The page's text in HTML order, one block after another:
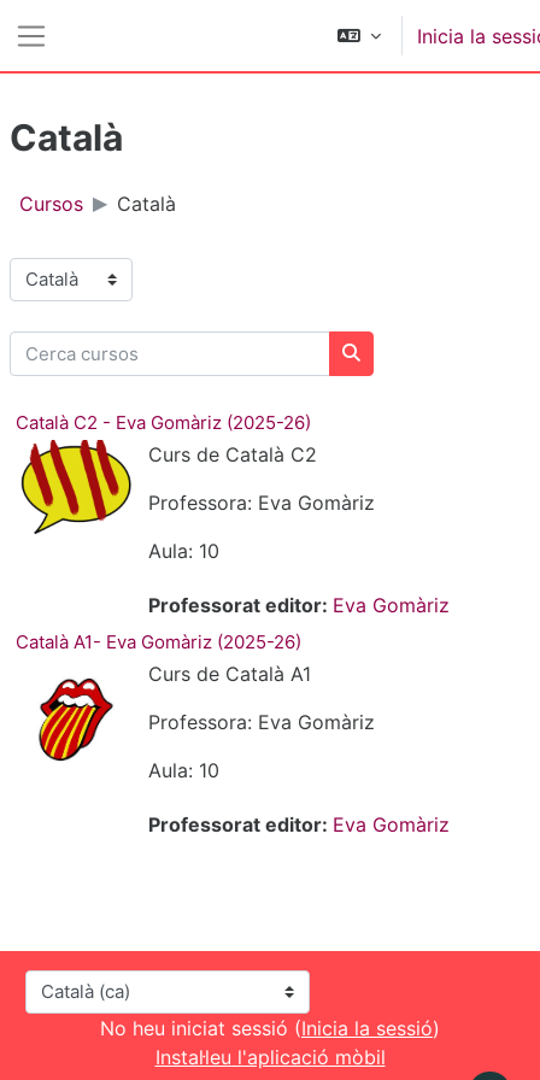
Inicia la
Català
Cursos Català
Categories de cursos
Cerca cursos
Cerca cursos
Català C2 - Eva Gomàriz (2025-26)
Curs de Català C2
Professora: Eva Gomàriz
Aula: 10
Professorat editor: Eva Gomàriz
Català A1- Eva Gomàriz (2025-26)
Curs de Català A1
Professora: Eva Gomàriz
Aula: 10
Professorat editor: Eva Gomàriz
Idioma
No heu iniciat sessió (Inicia la sessió)
Instal·leu l'aplicació mòbil